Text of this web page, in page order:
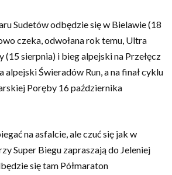
Sudetów odbędzie się w Bielawie (18
czeka, odwołana rok temu, Ultra
(15 sierpnia) i bieg alpejski na Przełęcz
alpejski Świeradów Run, a na finał cyklu
Poręby 16 października
na asfalcie, ale czuć się jak w
Super Biegu zapraszają do Jeleniej
się tam Półmaraton